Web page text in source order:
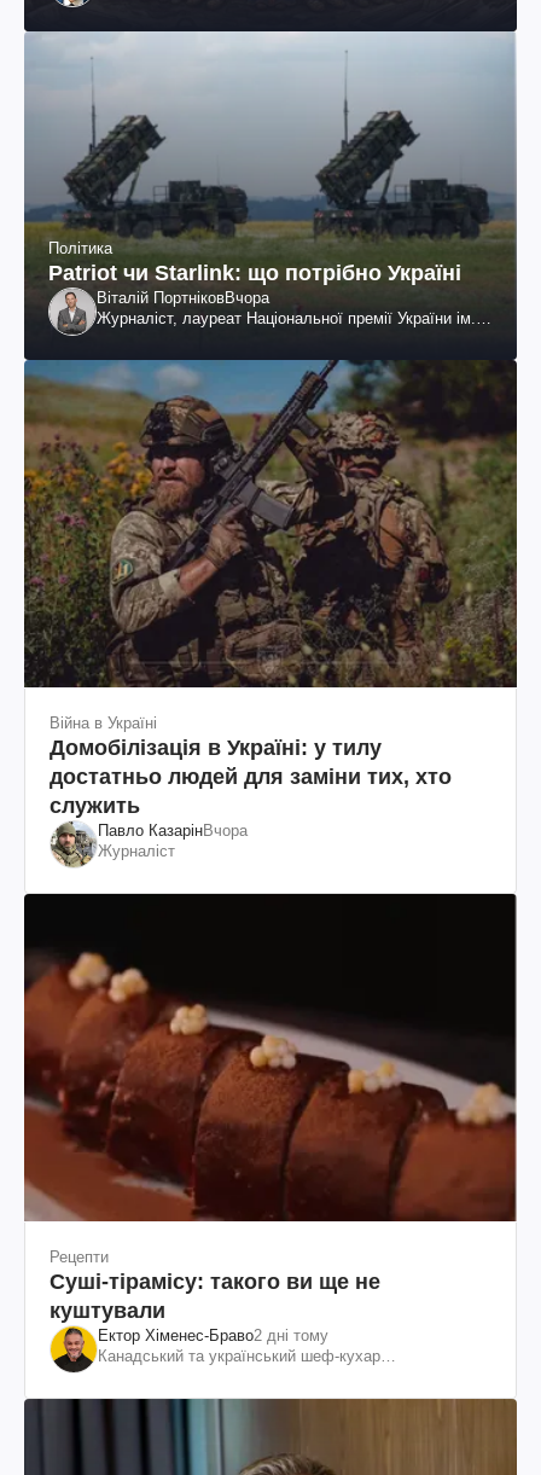
Політика
Patriot чи Starlink: що потрібно Україні
Віталій ПортніковВчора
Журналіст, лауреат Національної премії України ім.
Війна в Україні
Домобілізація в Україні: у тилу
достатньо людей для заміни тих, хто
служить
Павло КазарінВчора
Журналіст
Рецепти
Суші-тірамісу: такого ви ще не
куштували
Ектор Хіменес-Браво2 дні тому
Канадський та український шеф-кухар